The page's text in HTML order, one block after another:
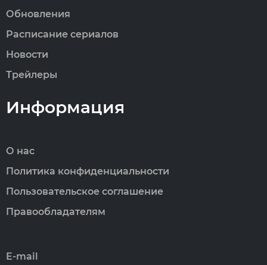
Обновления
Расписание сериалов
Новости
Трейлеры
Информация
О нас
Политика конфиденциальности
Пользовательское соглашение
Правообладателям
E-mail